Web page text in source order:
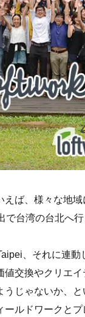
ば、様々な地
台湾の台北へ行
、それに連
値交換やクリエ
じゃないか、
ールドワークと